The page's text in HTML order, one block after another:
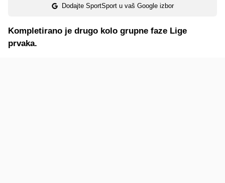
Dodajte SportSport u vaš Google izbor
Kompletirano je drugo kolo grupne faze Lige
prvaka.